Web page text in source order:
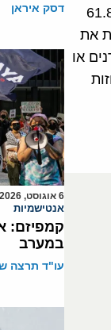
האסלאמית ב-1979. בבחירות הקודמות (2016) עמד אחוז ההצבעה על 61.8
את
רובם שמרנים או
עומד על 290, המייצגים 31 מחוזות
דסק איראן
6 אוגוסט, 2026
אנטישמיות
קמפיזם:
במערב
עו"ד תרצה